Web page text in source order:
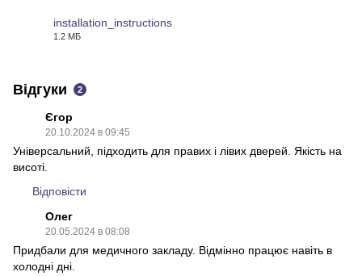
installation_instructions
1.2 МБ
Відгуки 2
Єгор
20.10.2024 в 09:45
Універсальний, підходить для правих і лівих дверей. Якість на
висоті.
Відповісти
Олег
20.05.2024 в 08:08
Придбали для медичного закладу. Відмінно працює навіть в
холодні дні.